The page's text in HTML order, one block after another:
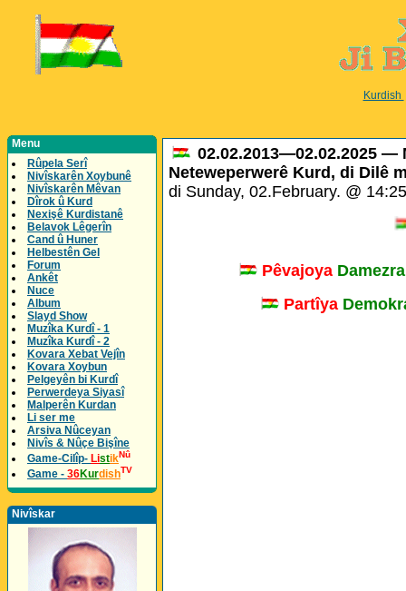
Kurdish
Menu
Rûpela Serî
Nivîskarên Xoybunê
Nivîskarên Mêvan
Dîrok û Kurd
Nexişê Kurdistanê
Belavok Lêgerîn
Cand û Huner
Helbestên Gel
Forum
Ankêt
Nuce
Album
Slayd Show
Muzîka Kurdî - 1
Muzîka Kurdî - 2
Kovara Xebat Vejîn
Kovara Xoybun
Pelgeyên bi Kurdî
Perwerdeya Siyasî
Malperên Kurdan
Li ser me
Arsiva Nûceyan
Nivîs & Nûçe Bişîne
Game-Cilîp- ListikNû
Game - 36KurdishTV
Nivîskar
02.02.2013—02.02.2025 —
Neteweperwerê Kurd, di Dilê
di Sunday, 02.February. @
Pêvajoya
Partîya